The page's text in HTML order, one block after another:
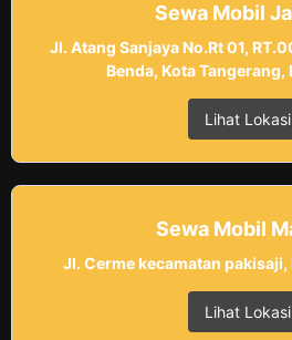
Sewa Mobil
Jl. Atang Sanjaya No.Rt 01,
Benda, Kota Tangerang,
Lihat Lokasi
Sewa Mobil
Jl. Cerme kecamatan
Lihat Lokasi